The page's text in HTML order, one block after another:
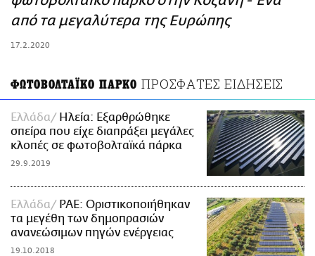
ΑΜΠΑ
από τα μεγαλύτερα της Ευρώπης
17.2.2020
ΦΩΤΟΒΟΛΤΑΪΚΟ ΠΑΡΚΟ ΠΡΟΣΦΑΤΕΣ ΕΙΔΗΣΕΙΣ
Ελλάδα
Ηλεία: Εξαρθρώθηκε
σπείρα που είχε διαπράξει μεγάλες
κλοπές σε φωτοβολταϊκά πάρκα
29.9.2019
Ελλάδα
ΡΑΕ: Οριστικοποιήθηκαν
τα μεγέθη των δημοπρασιών
ανανεώσιμων πηγών ενέργειας
19.10.2018